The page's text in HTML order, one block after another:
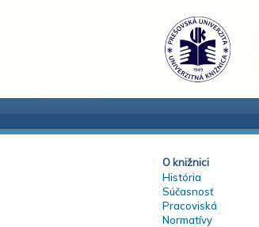
O knižnici
História
Súčasnosť
Pracoviská
Normatívy